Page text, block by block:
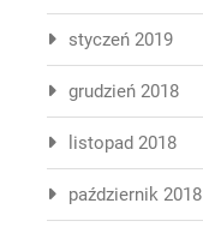
styczeń 2019
grudzień 2018
listopad 2018
październik 2018